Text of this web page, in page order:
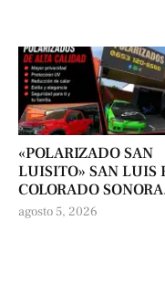
«POLARIZADO SAN
LUISITO» SAN LUIS
COLORADO
agosto 5, 2026